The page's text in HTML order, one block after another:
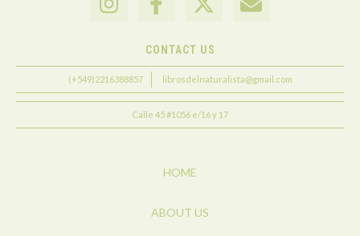
CONTACT US
(+549)2216388857 librosdelnaturalista@gmail.com
Calle 45 #1056 e/16 y 17
HOME
ABOUT US